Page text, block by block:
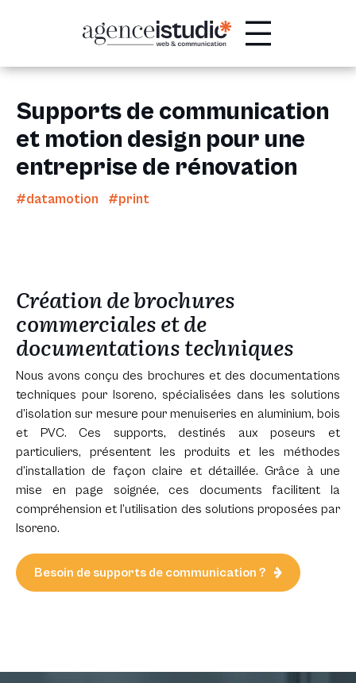
Supports de communication
et motion design pour une
entreprise de rénovation
#datamotion #print
Création de brochures
commerciales et de
documentations techniques
Nous avons conçu des brochures et des documentations
techniques pour Isoreno, spécialisées dans les solutions
d’isolation sur mesure pour menuiseries en aluminium, bois
et PVC. Ces supports, destinés aux poseurs et
particuliers, présentent les produits et les méthodes
d’installation de façon claire et détaillée. Grâce à une
mise en page soignée, ces documents facilitent la
compréhension et l’utilisation des solutions proposées par
Isoreno.
Besoin de supports de communication ?